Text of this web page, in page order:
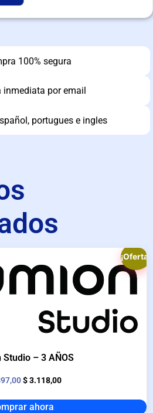
100% segura
inmediata por email
portugues e ingles
¡Oferta!
Studio – 3 AÑOS
$3.118,00
ahora